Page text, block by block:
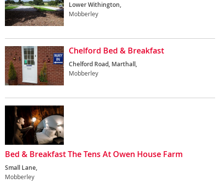
Lower Withington,
Mobberley
Chelford Bed & Breakfast
Chelford Road, Marthall,
Mobberley
Bed & Breakfast The Tens At Owen House Farm
Small Lane,
Mobberley